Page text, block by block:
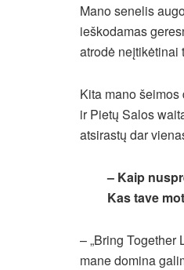
Mano senelis
ieškodamas
atrodė neįtikėtinai
Kita mano
ir Pietų Salos
atsirastų dar
– Kaip
Kas tave
– „Bring
mane domina